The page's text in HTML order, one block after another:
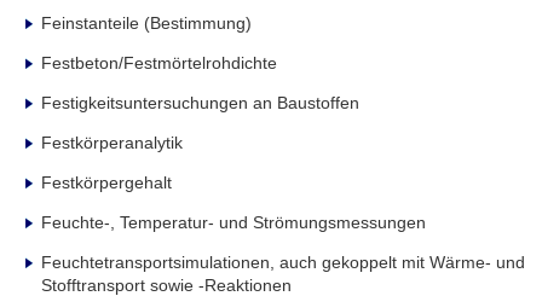
Feinstanteile (Bestimmung)
Festbeton/Festmörtelrohdichte
Festigkeitsuntersuchungen an Baustoffen
Festkörperanalytik
Festkörpergehalt
Feuchte-, Temperatur- und Strömungsmessungen
Feuchtetransportsimulationen, auch gekoppelt mit Wärme- und
Stofftransport sowie -Reaktionen